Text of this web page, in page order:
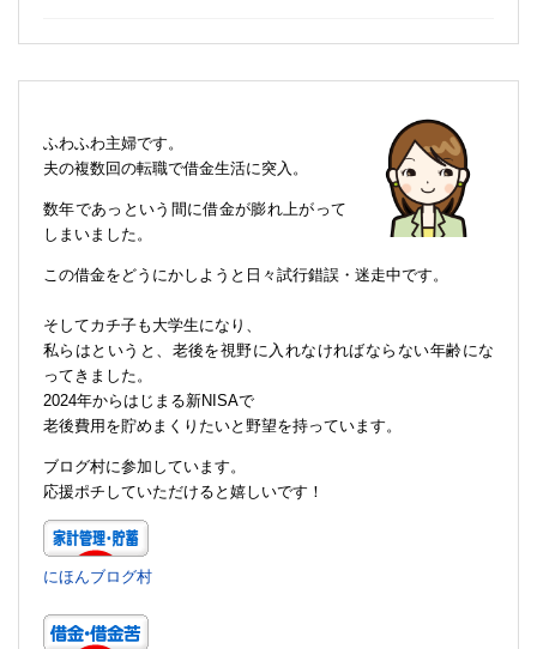
ふわふわ主婦です。
夫の複数回の転職で借金生活に突入。
数年であっという間に借金が膨れ上がって
しまいました。
この借金をどうにかしようと日々試行錯誤・迷走中です。
そしてカチ子も大学生になり、
私らはというと、老後を視野に入れなければならない年齢にな
ってきました。
2024年からはじまる新NISAで
老後費用を貯めまくりたいと野望を持っています。
ブログ村に参加しています。
応援ポチしていただけると嬉しいです！
にほんブログ村